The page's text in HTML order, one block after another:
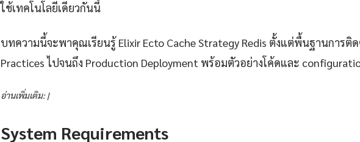
ใช้เทคโนโลยีเดียวกันนี้
บทความนี้จะพาคุณเรียนรู้ Elixir Ecto Cache Strategy Redis ตั้งแต่พื้นฐานการติ
Practices ไปจนถึง Production Deployment พร้อมตัวอย่างโค้ดและ
อ่านเพิ่มเติม: |
System Requirements